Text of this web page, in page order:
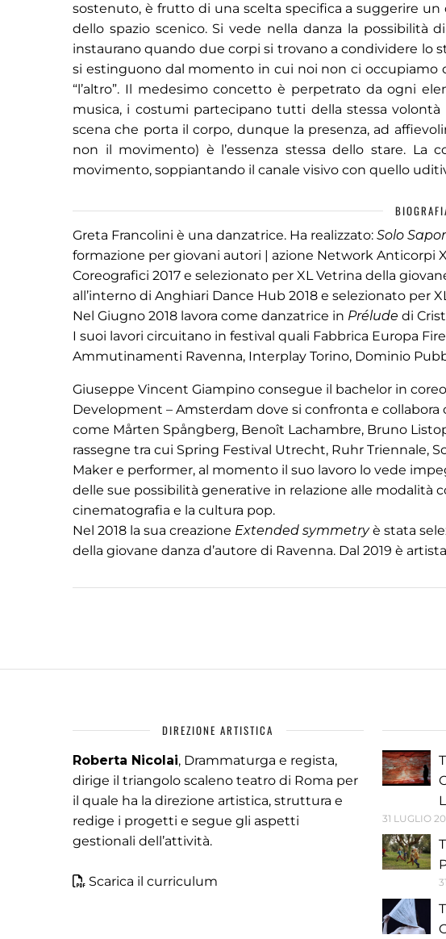
sostenuto, è frutto di una scelta specifica a suggerire
dello spazio scenico. Si vede nella danza la possibilità
instaurano quando due corpi si trovano a condividere lo
si estinguono dal momento in cui noi non ci occupiamo
“l’altro”. Il medesimo concetto è perpetrato da ogni
musica, i costumi partecipano tutti della stessa
scena che porta il corpo, dunque la presenza, ad
non il movimento) è l’essenza stessa dello stare. La
movimento, soppiantando il canale visivo con quello
Greta Francolini è una danzatrice. Ha realizzato: Solo
formazione per giovani autori | azione Network Anticorpi
Coreografici 2017 e selezionato per XL Vetrina della
all’interno di Anghiari Dance Hub 2018 e selezionato per
Nel Giugno 2018 lavora come danzatrice in Prélude di
I suoi lavori circuitano in festival quali Fabbrica Europa
Ammutinamenti Ravenna, Interplay Torino, Dominio
Giuseppe Vincent Giampino consegue il bachelor in
Development – Amsterdam dove si confronta e
come Mårten Spångberg, Benoît Lachambre, Bruno
rassegne tra cui Spring Festival Utrecht, Ruhr Triennale,
Maker e performer, al momento il suo lavoro lo vede
delle sue possibilità generative in relazione alle modalità
cinematografia e la cultura pop.
Nel 2018 la sua creazione Extended symmetryè stata
della giovane danza d’autore di Ravenna. Dal 2019 è
DIREZIONE ARTISTICA
Roberta Nicolai, Drammaturga e regista,
dirige il triangolo scaleno teatro di Roma per
il quale ha la direzione artistica, struttura e
redige i progetti e segue gli aspetti
gestionali dell’attività.
Scarica il curriculum
31 LUGLIO